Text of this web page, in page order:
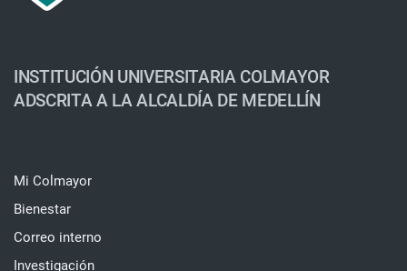
INSTITUCIÓN UNIVERSITARIA COLMAYOR
ADSCRITA A LA ALCALDÍA DE MEDELLÍN
Mi Colmayor
Bienestar
Correo interno
Investigación